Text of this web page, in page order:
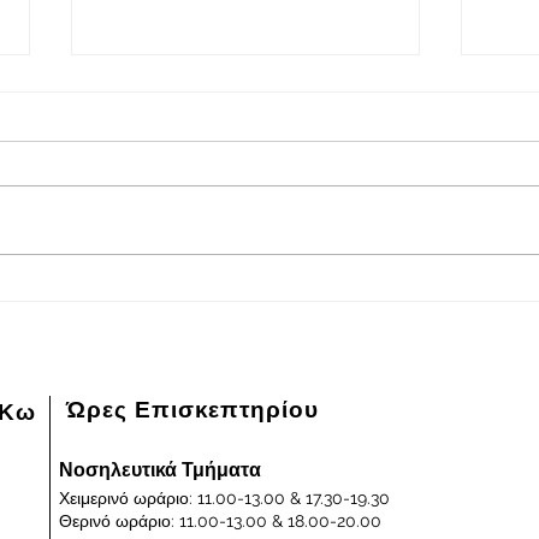
Πρόγραμμα εφημερευόντων
05/08/2026 και ημέρα Τετάρτη
04/
Κω Ώρες Επισκεπτηρίου
Νοσηλευτικά Τμήματα
Χειμερινό ωράριο: 11.00-13.00 & 17.30-19.30
Θερινό ωράριο: 11.00-13.00 & 18.00-20.00